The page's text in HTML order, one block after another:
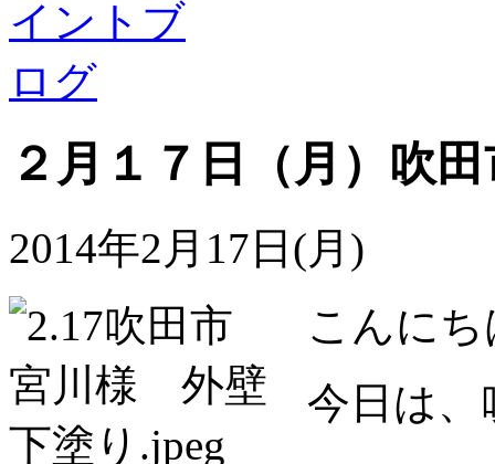
２月１７日（月）吹
2014年2月17日(月)
こんに
今日は、